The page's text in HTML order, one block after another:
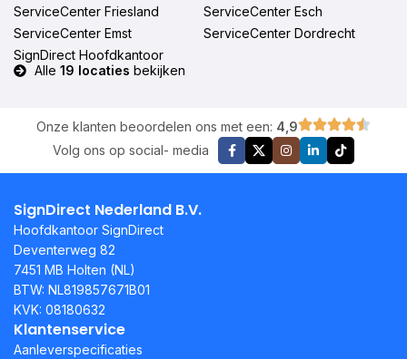
ServiceCenter Friesland
ServiceCenter Esch
ServiceCenter Emst
ServiceCenter Dordrecht
SignDirect Hoofdkantoor
Alle 19 locaties bekijken
Onze klanten beoordelen ons met een: 4,9
Volg ons op social- media
SignDirect Nederland B.V.
Hoofdkantoor SignDirect
Deventerweg 82
7451 MB Holten (NL)
BTW: NL819857671B01
KVK: 08180632
Klantenservice
Aanleverspecificaties